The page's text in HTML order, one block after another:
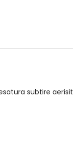
tesatura subtire